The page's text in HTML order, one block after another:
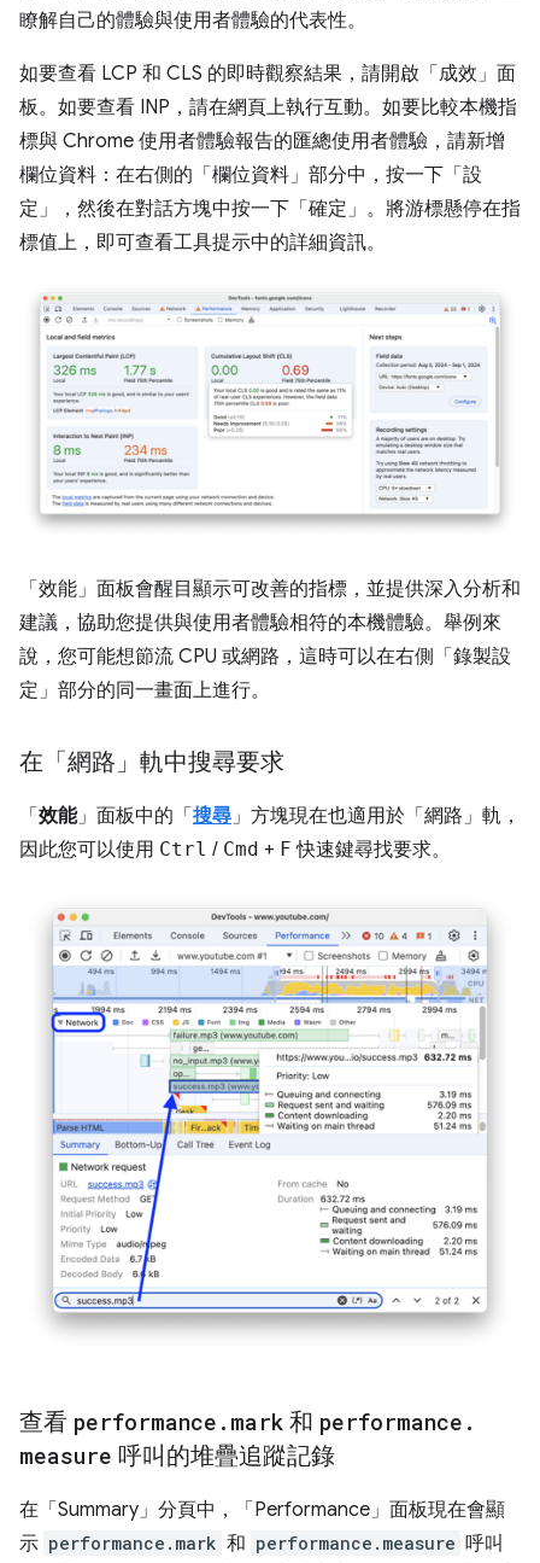
瞭解自己的體驗與使用者體驗的代表性。
如要查看 LCP 和 CLS 的即時觀察結果，請開啟「成效」 面
板。如要查看 INP，請在網頁上執行互動。如要比較本機指
標與 Chrome 使用者體驗報告的匯總使用者體驗，請新增
欄位資料：在右側的「欄位資料」 部分中，按一下「設
定」
，然後在對話方塊中按一下「確定」 。將游標懸停在指
標值上，即可查看工具提示中的詳細資訊。
「效能」 面板會醒目顯示可改善的指標，並提供深入分析和
建議，協助您提供與使用者體驗相符的本機體驗。舉例來
說，您可能想節流 CPU 或網路，這時可以在右側「錄製設
定」 部分的同一畫面上進行。
在「網路」軌中搜尋要求
「效能」面板中的「搜尋 」方塊現在也適用於「網路」 軌，
因此您可以使用 Ctrl / Cmd + F 快速鍵尋找要求。
查看 performance . mark 和 performance .
measure 呼叫的堆疊追蹤記錄
在「Summary」 分頁中，「Performance」 面板現在會顯
示 performance.mark 和 performance.measure 呼叫